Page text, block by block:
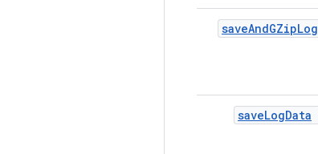
saveAndGZipLog
saveLogData